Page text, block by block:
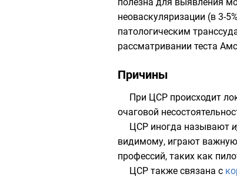
неоваскуляризации (в 3-
патологическим
рассматривании теста
Причины
При ЦСР происходит
очаговой
ЦСР иногда называют
видимому, играют
профессий, таких как
ЦСР также связана с